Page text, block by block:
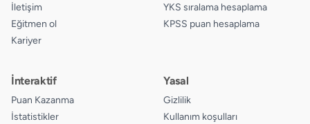
İletişim
Eğitmen ol
Kariyer
YKS sıralama hesaplama
KPSS puan hesaplama
İnteraktif
Puan Kazanma
İstatistikler
Yasal
Gizlilik
Kullanım koşulları